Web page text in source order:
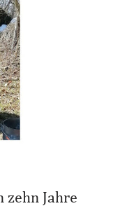
zehn Jahre